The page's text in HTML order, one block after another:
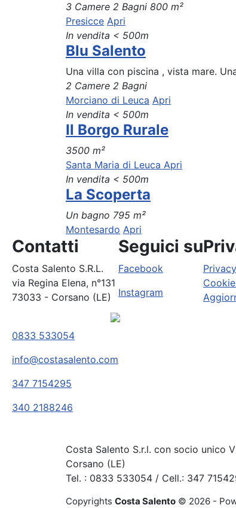
3 Camere 2 Bagni 800 m²
Presicce Apri
In vendita < 500m
Blu Salento
Una villa con piscina , vista mare.
2 Camere 2 Bagni
Morciano di Leuca Apri
In vendita < 500m
Il Borgo Rurale
3500 m²
Santa Maria di Leuca Apri
In vendita < 500m
La Scoperta
Un bagno 795 m²
Montesardo Apri
Contatti
Costa Salento S.R.L.
via Regina Elena, n°131
73033 - Corsano (LE)
0833 533054
info@costasalento.com
347 7154295
340 2188246
Seguici su
Facebook
Instagram
Costa Salento S.r.l. con socio unico
Corsano (LE)
Tel. : 0833 533054 / Cell.: 347
Copyrights Costa Salento © 2026 -